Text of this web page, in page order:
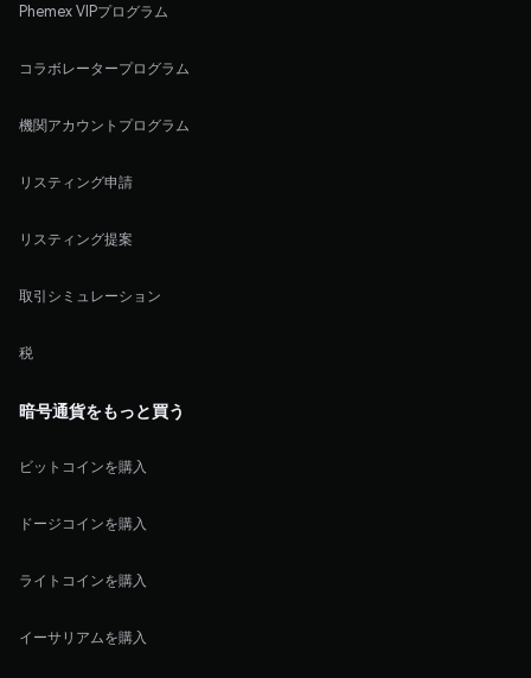
Phemex VIPプログラム
コラボレータープログラム
機関アカウントプログラム
リスティング申請
リスティング提案
取引シミュレーション
税
暗号通貨をもっと買う
ビットコインを購入
ドージコインを購入
ライトコインを購入
イーサリアムを購入